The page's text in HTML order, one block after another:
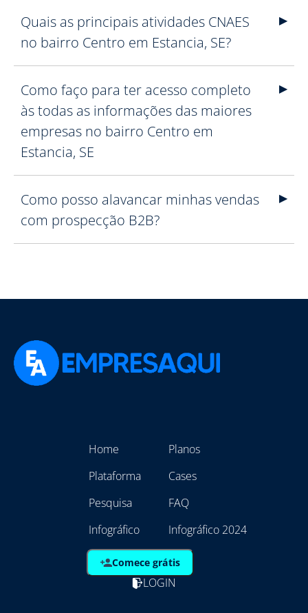
Quais as principais atividades CNAES
no bairro Centro em Estancia, SE?
Como faço para ter acesso completo
às todas as informações das maiores
empresas no bairro Centro em
Estancia, SE
Como posso alavancar minhas vendas
com prospecção B2B?
Home
Plataforma
Pesquisa
Infográfico
Planos
Cases
FAQ
Infográfico 2024
Comece grátis
LOGIN